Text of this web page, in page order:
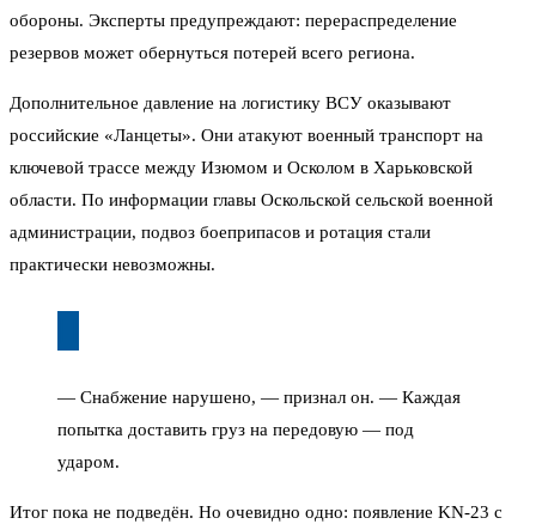
обороны. Эксперты предупреждают: перераспределение
резервов может обернуться потерей всего региона.
Дополнительное давление на логистику ВСУ оказывают
российские «Ланцеты». Они атакуют военный транспорт на
ключевой трассе между Изюмом и Осколом в Харьковской
области. По информации главы Оскольской сельской военной
администрации, подвоз боеприпасов и ротация стали
практически невозможны.
— Снабжение нарушено, — признал он. — Каждая
попытка доставить груз на передовую — под
ударом.
Итог пока не подведён. Но очевидно одно: появление KN-23 с